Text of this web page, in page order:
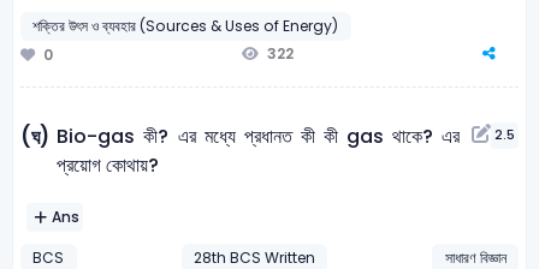
শক্তির উৎস ও ব্যবহার (Sources & Uses of Energy)
0
322
(ঘ) Bio-gas কী? এর মধ্যে প্রধানত কী কী gas থাকে? এর
প্রয়ােগ কোথায়?
2.5
Ans
BCS
28th BCS Written
সাধারণ বিজ্ঞান